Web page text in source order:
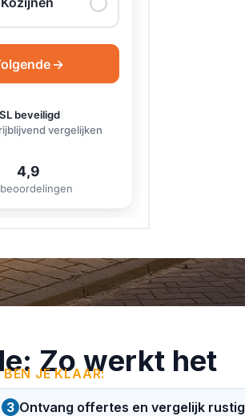
Zo werkt het
BEN JE KLAAR:
3 Ontvang offertes en vergelijk rustig